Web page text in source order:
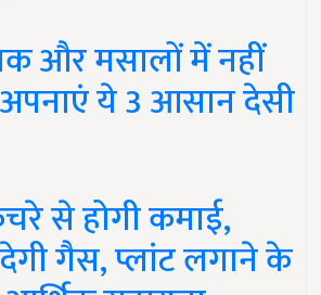
और मसालों में नहीं
ये 3 आसान देसी
से होगी कमाई,
गैस, प्लांट लगाने के